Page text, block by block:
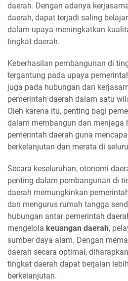
daerah. Dengan adanya
daerah, dapat terjadi saling
dalam upaya meningkatkan
tingkat daerah.
Keberhasilan pembangunan di
tergantung pada upaya
juga pada hubungan dan
pemerintah daerah dalam satu
Oleh karena itu, penting bagi
dalam membangun dan menjaga
pemerintah daerah guna
berkelanjutan dan merata di
Secara keseluruhan, otonomi
penting dalam pembangunan di
daerah memungkinkan
dan mengurus rumah tangga
hubungan antar pemerintah
mengelola keuangan daerah,
sumber daya alam. Dengan
daerah secara optimal,
tingkat daerah dapat berjalan
berkelanjutan.